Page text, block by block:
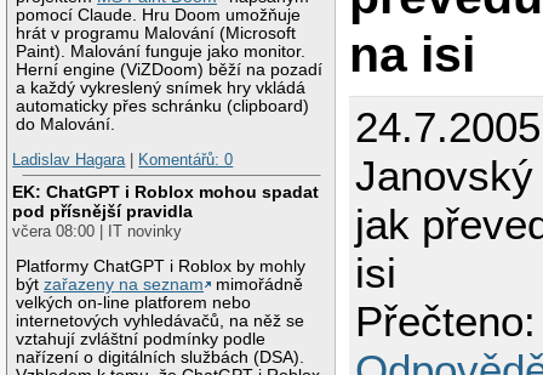
pomocí Claude. Hru Doom umožňuje
hrát v programu Malování (Microsoft
Paint). Malování funguje jako monitor.
Herní engine (ViZDoom) běží na pozadí
a každý vykreslený snímek hry vkládá
automaticky přes schránku (clipboard)
do Malování.
Ladislav Hagara| Komentářů: 0
EK: ChatGPT i Roblox mohou spadat
pod přísnější pravidla
včera 08:00 | IT novinky
Platformy ChatGPT i Roblox by mohly
býtzařazeny na seznam
mimořádně
velkých on-line platforem nebo
internetových vyhledávačů, na něž se
vztahují zvláštní podmínky podle
nařízení o digitálních službách (DSA).
na isi
Janovský
jak
isi